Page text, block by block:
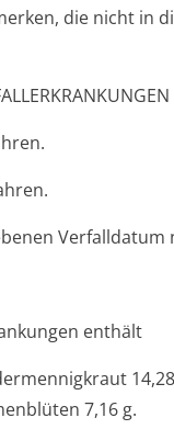
die nicht in
enthält
7,16 g.